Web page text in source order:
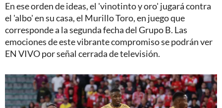
En ese orden de ideas, el 'vinotinto y oro' jugará contra
el 'albo' en su casa, el Murillo Toro, en juego que
corresponde a la segunda fecha del Grupo B. Las
emociones de este vibrante compromiso se podrán ver
EN VIVO por señal cerrada de televisión.